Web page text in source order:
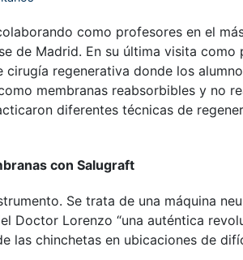
como profesores en el
de Madrid. En su última visita como
regenerativa donde los
membranas reabsorbibles y no
diferentes técnicas de
con Salugraft
Se trata de una máquina
Doctor Lorenzo “una auténtica
las chinchetas en ubicaciones de